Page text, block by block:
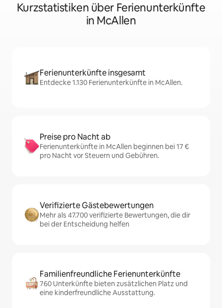
Kurzstatistiken über Ferienunterkünfte
in McAllen
Ferienunterkünfte insgesamt
Entdecke 1.130 Ferienunterkünfte in McAllen.
Preise pro Nacht ab
Ferienunterkünfte in McAllen beginnen bei 17 €
pro Nacht vor Steuern und Gebühren.
Verifizierte Gästebewertungen
Mehr als 47.700 verifizierte Bewertungen, die dir
bei der Entscheidung helfen
Familienfreundliche Ferienunterkünfte
760 Unterkünfte bieten zusätzlichen Platz und
eine kinderfreundliche Ausstattung.